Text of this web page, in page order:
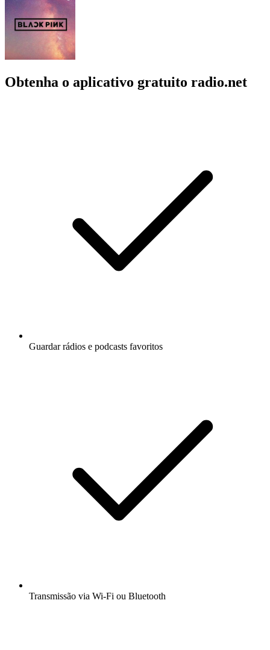
Obtenha o aplicativo gratuito radio.net
Guardar rádios e podcasts favoritos
Transmissão via Wi-Fi ou Bluetooth